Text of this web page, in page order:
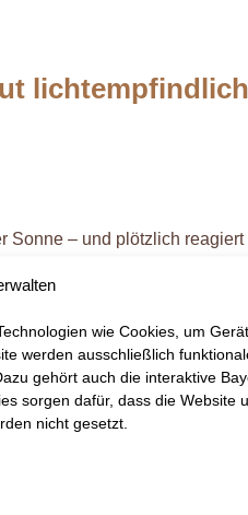
wie Cookies, um
werden ausschließlich
gehört auch die interaktive
sorgen dafür, dass die Website
nicht gesetzt.
Sonne – und plötzlich reagiert
reicht manchmal schon
damit die Haut
Sommer fällt das schnell auf.